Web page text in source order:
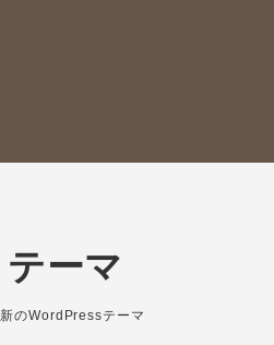
テーマ
のWordPressテーマ